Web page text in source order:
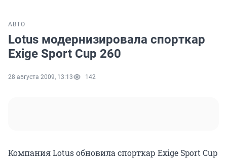
АВТО
Lotus модернизировала спорткар
Exige Sport Cup 260
28 августа 2009, 13:13 142
Компания Lotus обновила спорткар Exige Sport Cup